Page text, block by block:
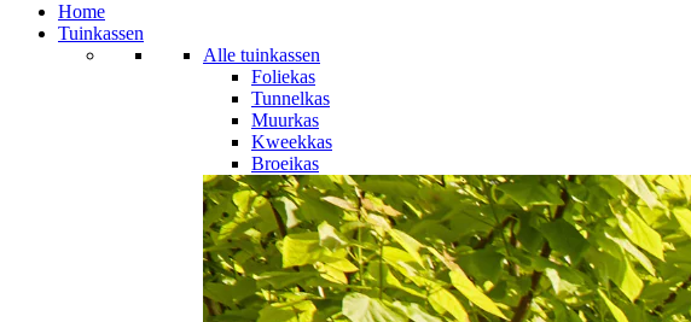
Home
Tuinkassen
Alle tuinkassen
Foliekas
Tunnelkas
Muurkas
Kweekkas
Broeikas